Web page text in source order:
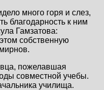
много горя и слез,
благодарность к ним
Гамзатова:
собственную
пожелавшая
совместной учебы.
училища.